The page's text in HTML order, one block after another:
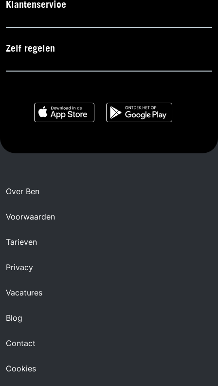
Klantenservice
Zelf regelen
Over Ben
Voorwaarden
Tarieven
Privacy
Vacatures
Blog
Contact
Cookies